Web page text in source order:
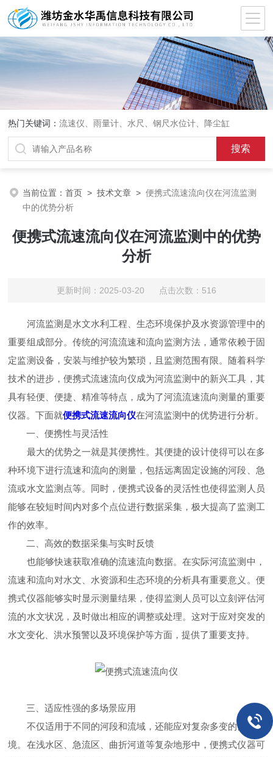
热门关键词：流速仪、雨量计、水尺、钢尺水位计、降尘缸
当前位置：首页 >技术文章 >便携式流速流向仪在河流监测
中的优势分析
便携式流速流向仪在河流监测中的优势
分析
更新时间：2025-03-20 点击次数：516
河流监测是水文水利工程、生态环境保护及水资源管理中的
重要组成部分。传统的河流流速和流向监测方法，通常依赖于固
定监测设备，安装与维护较为繁琐，且监测范围有限。随着科学
技术的进步，便携式流速流向仪成为河流监测中的新兴工具，其
具有轻便、便捷、精准等特点，成为了河流流速流向测量的重要
仪器。下面就便携式流速流向仪在河流监测中的优势进行分析。
一、便携性与灵活性
最大的优势之一就是其便携性。其便捷的设计使得可以在多
种环境下进行流速和流向的测量，包括远离固定设施的河段、急
流或水文监测点等。同时，便携式设备的灵活性也使得监测人员
能够在较短时间内对多个点位进行数据采集，极大提高了监测工
作的效率。
二、高效的数据采集与实时反馈
也能够快速获取准确的流速流向数据。在实际河流监测中，
流速和流向对水文、水资源和生态环境的分析具有重要意义。便
携式仪器能够实时显示测量结果，使得监测人员可以立刻评估河
流的水文状况，及时做出相应的调整或处理。这对于应对突发的
水文变化、洪水预警以及环境保护等方面，提供了重要支持。
三、适应性强的多场景应用
不仅适用于不同的河段和流域，还能应对复杂多变的自然环
境。在浅水区、急流区、曲折河道等复杂地形中，便携式仪器可